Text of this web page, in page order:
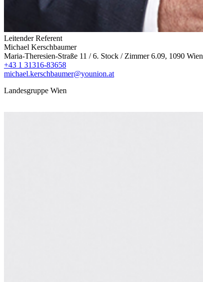
Leitender Referent
Michael Kerschbaumer
Maria-Theresien-Straße 11 / 6. Stock / Zimmer 6.09, 1090 Wien
+43 1 31316-83658
michael.kerschbaumer@younion.at
Landesgruppe Wien